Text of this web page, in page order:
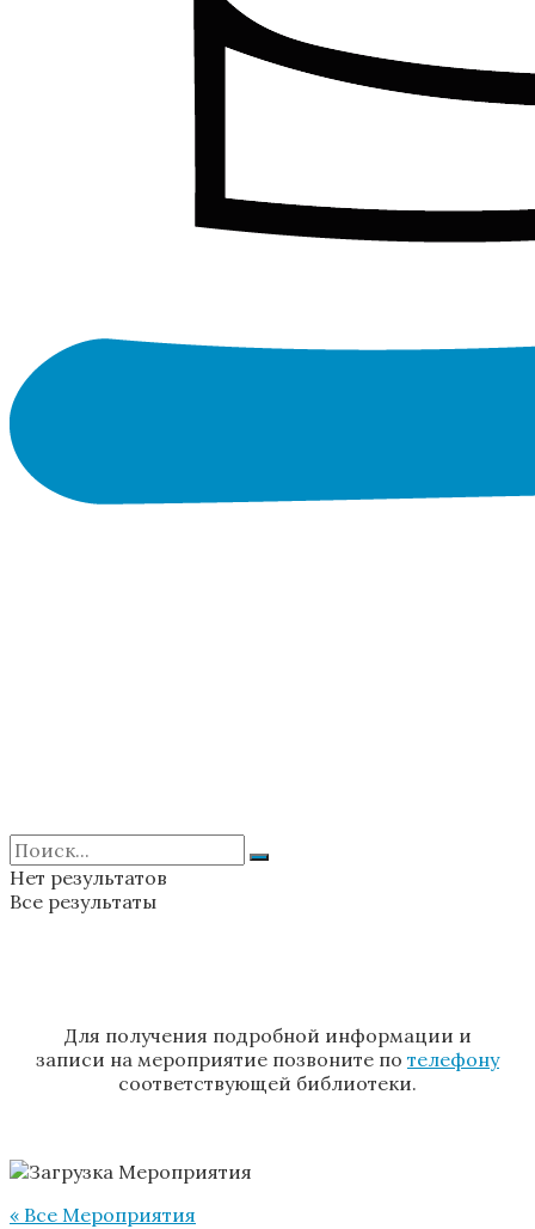
Нет результатов
Все результаты
Для получения подробной информации и
записи на мероприятие позвоните по телефону
соответствующей библиотеки.
« Все Мероприятия